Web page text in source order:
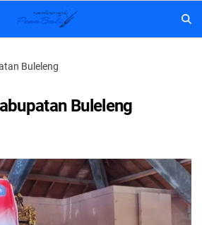
Buleleng
Buleleng